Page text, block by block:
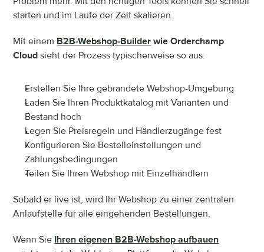
starten und im Laufe der Zeit skalieren.
Mit einem B2B-Webshop-Builder wie Orderchamp
Cloud sieht der Prozess typischerweise so aus:
Erstellen Sie Ihre gebrandete Webshop-Umgebung
Laden Sie Ihren Produktkatalog mit Varianten und
Bestand hoch
Legen Sie Preisregeln und Händlerzugänge fest
Konfigurieren Sie Bestelleinstellungen und
Zahlungsbedingungen
Teilen Sie Ihren Webshop mit Einzelhändlern
Sobald er live ist, wird Ihr Webshop zu einer zentralen
Anlaufstelle für alle eingehenden Bestellungen.
Wenn Sie Ihren eigenen B2B-Webshop aufbauen